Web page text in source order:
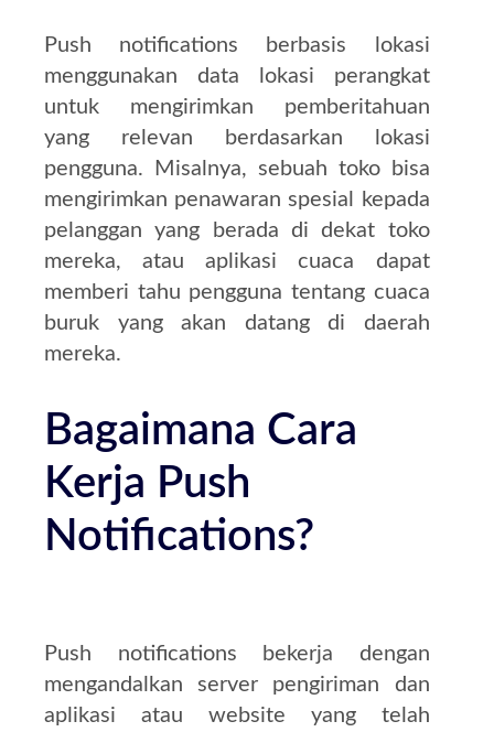
Push notifications berbasis lokasi
menggunakan data lokasi perangkat
untuk mengirimkan pemberitahuan
yang relevan berdasarkan lokasi
pengguna. Misalnya, sebuah toko bisa
mengirimkan penawaran spesial kepada
pelanggan yang berada di dekat toko
mereka, atau aplikasi cuaca dapat
memberi tahu pengguna tentang cuaca
buruk yang akan datang di daerah
mereka.
Bagaimana Cara
Kerja Push
Notifications?
Push notifications bekerja dengan
mengandalkan server pengiriman dan
aplikasi atau website yang telah